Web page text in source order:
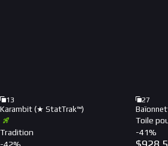
13
Karambit (★ StatTrak™)
Tradition
27
Toile
-41%